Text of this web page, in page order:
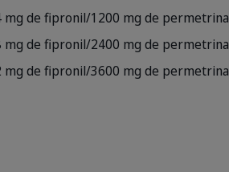
mg de fipronil/1200 mg de permetrina
mg de fipronil/2400 mg de permetrina
mg de fipronil/3600 mg de permetrina